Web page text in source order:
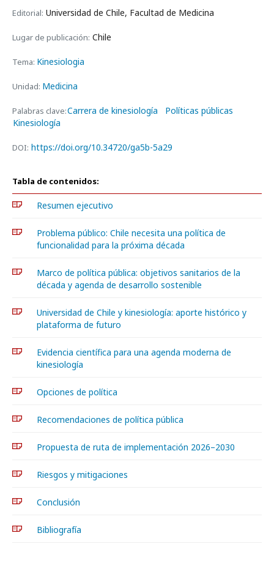
Editorial: Universidad de Chile, Facultad de Medicina
Lugar de publicación: Chile
Tema: Kinesiologia
Unidad: Medicina
Palabras clave:Carrera de kinesiología
Políticas públicas
Kinesiología
DOI: https://doi.org/10.34720/ga5b-5a29
Tabla de contenidos:
Resumen ejecutivo
Problema público: Chile necesita una política de
funcionalidad para la próxima década
Marco de política pública: objetivos sanitarios de la
década y agenda de desarrollo sostenible
Universidad de Chile y kinesiología: aporte histórico y
plataforma de futuro
Evidencia científica para una agenda moderna de
kinesiología
Opciones de política
Recomendaciones de política pública
Propuesta de ruta de implementación 2026–2030
Riesgos y mitigaciones
Conclusión
Bibliografía